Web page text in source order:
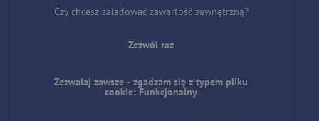
Czy chcesz załadować zawartość zewnętrzną?
Zezwól raz
Zezwalaj zawsze - zgadzam się z typem pliku
cookie: Funkcjonalny